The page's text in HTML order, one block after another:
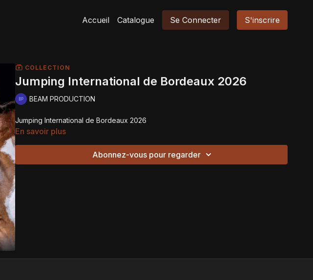
Accueil Catalogue Se Connecter S'inscrire
COLLECTION
Jumping International de Bordeaux 2026
BEAM PRODUCTION
Jumping International de Bordeaux 2026
En savoir plus
Abonnez-vous pour regarder